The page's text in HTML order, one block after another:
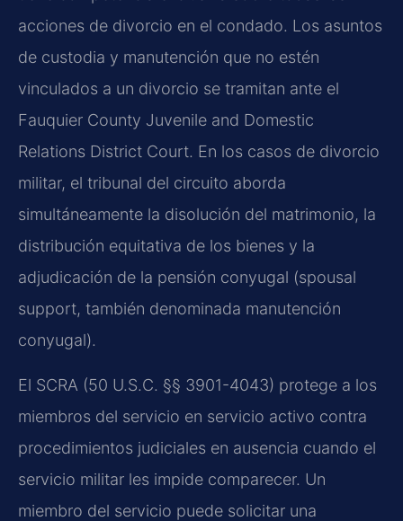
acciones de divorcio en el condado. Los asuntos
de custodia y manutención que no estén
vinculados a un divorcio se tramitan ante el
Fauquier County Juvenile and Domestic
Relations District Court. En los casos de divorcio
militar, el tribunal del circuito aborda
simultáneamente la disolución del matrimonio, la
distribución equitativa de los bienes y la
adjudicación de la pensión conyugal (spousal
support, también denominada manutención
conyugal).
El SCRA (50 U.S.C. §§ 3901-4043) protege a los
miembros del servicio en servicio activo contra
procedimientos judiciales en ausencia cuando el
servicio militar les impide comparecer. Un
miembro del servicio puede solicitar una